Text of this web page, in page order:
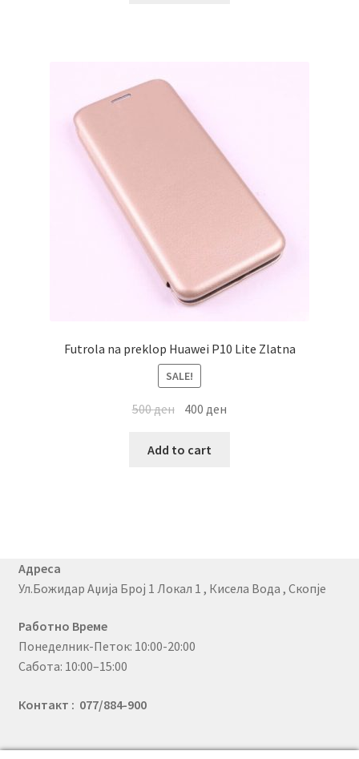
Futrola na preklop Huawei P10 Lite Zlatna
SALE!
500ден 400 ден
Add to cart
Адреса
Ул.Божидар Аџија Број 1 Локал 1 , Кисела Вода , Скопје
Работно Време
Понеделник-Петок: 10:00-20:00
Сабота: 10:00–15:00
Контакт : 077/884-900